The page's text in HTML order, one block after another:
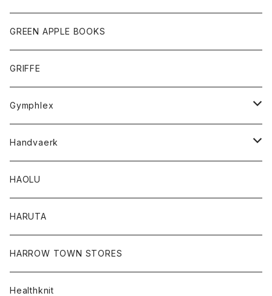
タンクトップ
ショートパンツ
スカート
レディース
スカート
Tシャツ
手袋
トップス
Tシャツ
GREEN APPLE BOOKS
GRIFFE
Gymphlex
アウター
カーディガン
コート
トップス
シャツ
スウェット
レディース
カーディガン
コート
ボトム
パンツ
Handvaerk
トップス
Tシャツ
ロンTEE
HAOLU
HARUTA
HARROW TOWN STORES
Healthknit